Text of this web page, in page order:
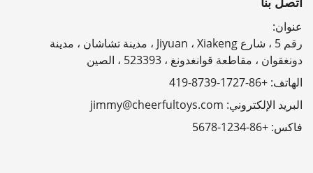
عنوان:
رقم 5 ، شارع Jiyuan ، Xiakeng ، مدينة تشاشان ، مدينة
دونغقوان ، مقاطعة قوانغدونغ ، 523393 ، الصين
الهاتف: +86-1727-8739-419
البريد الإلكتروني: jimmy@cheerfultoys.com
فاكس: +86-1234-5678